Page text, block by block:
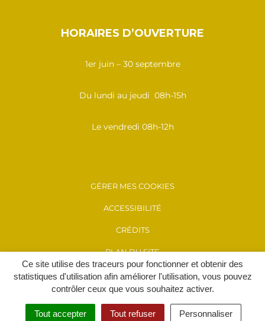
Ce site utilise des traceurs pour fonctionner et obtenir des
statistiques d'utilisation afin améliorer l'utilisation, vous pouvez
contrôler ceux que vous souhaitez activer.
Tout accepter Tout refuser Personnaliser
HORAIRES D’OUVERTURE
1er juin – 30 septembre
Du lundi au jeudi 08h-15h
Le vendredi 08h-12h
GÉRER MES COOKIES
ACCESSIBILITÉ
CRÉDITS
PLAN DU SITE
MENTIONS LÉGALES
POLITIQUE DE CONFIDENTIALITÉ